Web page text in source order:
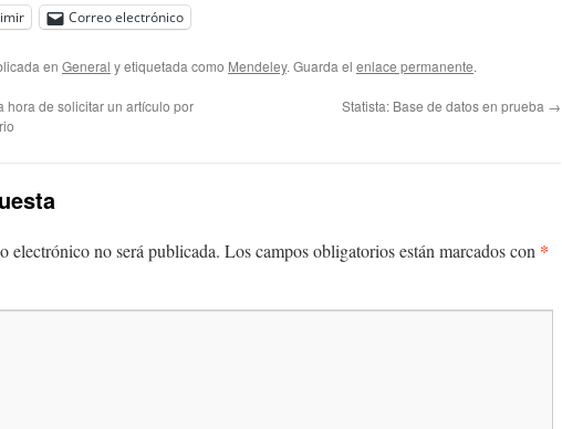
Correo electrónico
en General y etiquetada como Mendeley. Guarda el enlace permanente.
hora de solicitar un artículo por
Statista: Base de datos en prueba →
electrónico no será publicada. Los campos obligatorios están marcados con *